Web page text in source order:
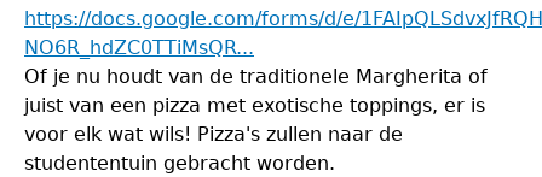
https://docs.google.com/forms/d/e/
NO6R_hdZC0TTiMsQR...
Of je nu houdt van de traditionele Margherita of
juist van een pizza met exotische toppings, er is
voor elk wat wils! Pizza's zullen naar de
studententuin gebracht worden.